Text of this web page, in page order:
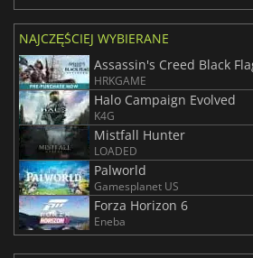
NAJCZĘŚCIEJ WYBIERANE
Assassin's Creed Black
HRKGAME
Halo Campaign Evolved
K4G
Mistfall Hunter
LOADED
Palworld
Gamesplanet US
Forza Horizon 6
Eneba